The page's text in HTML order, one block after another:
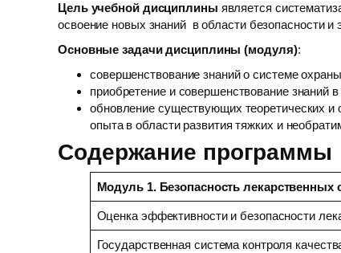
Цель учебной дисциплины является
освоение новых знаний в области безопасности
Основные задачи дисциплины (модуля):
совершенствование знаний о системе
приобретение и совершенствование знаний
обновление существующих теоретических и
опыта в области развития тяжких и
Содержание программы
Модуль 1. Безопасность лекарственных
Оценка эффективности и безопасности
Государственная система контроля